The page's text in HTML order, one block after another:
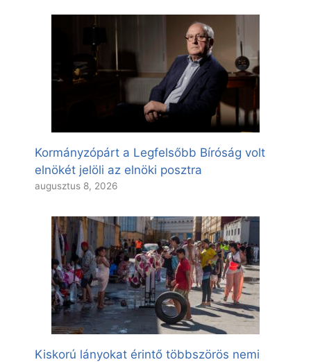
Kormányzópárt a Legfelsőbb Bíróság volt
elnökét jelöli az elnöki posztra
augusztus 8, 2026
Kiskorú lányokat érintő többszörös nemi